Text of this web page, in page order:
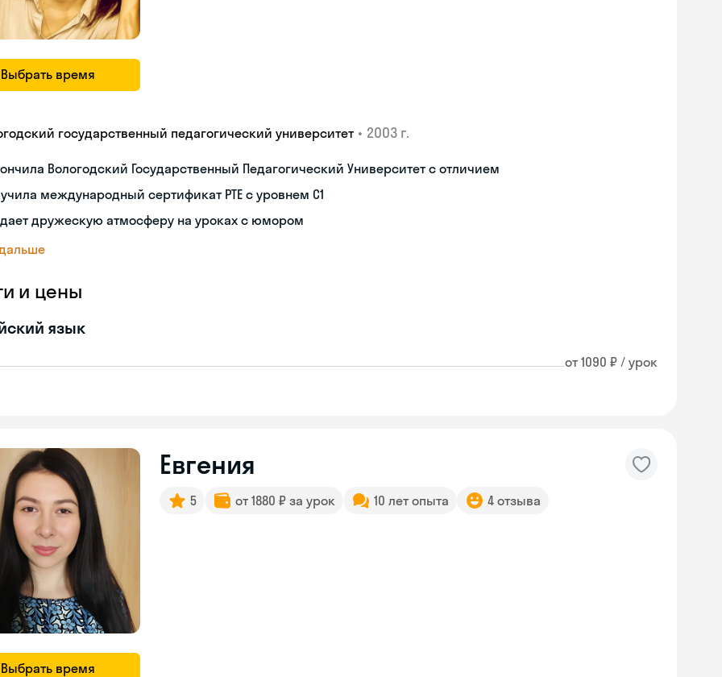
Выбрать время
государственный педагогический университет • 2003 г.
Вологодский Государственный Педагогический Университет с отличием
международный сертификат PTE с уровнем C1
дружескую атмосферу на уроках с юмором
и цены
язык
от 1090 ₽ / урок
Выбрать время
Евгения
5 от 1880 ₽ за урок 10 лет опыта 4 отзыва